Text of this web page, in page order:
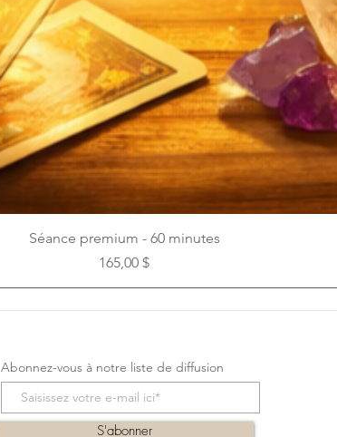
Aperçu rapide
Séance premium - 60 minutes
Prix
165,00 $
Abonnez-vous à notre liste de diffusion
S'abonner